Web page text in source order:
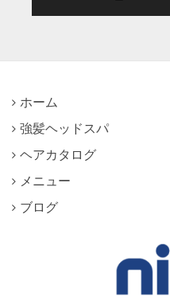
ホーム
強髪ヘッドスパ
ヘアカタログ
メニュー
ブログ